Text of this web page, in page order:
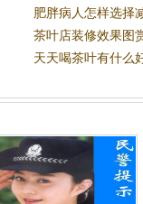
肥胖病人怎样选择
茶叶店装修效果图
天天喝茶叶有什么